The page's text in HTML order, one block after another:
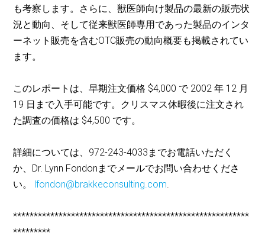
も考察します。さらに、獣医師向け製品の最新の販売状
況と動向、そして従来獣医師専用であった製品のインタ
ーネット販売を含むOTC販売の動向概要も掲載されてい
ます。
このレポートは、早期注文価格 $4,000 で 2002 年 12 月
19 日まで入手可能です。クリスマス休暇後に注文され
た調査の価格は $4,500 です。
詳細については、972-243-4033までお電話いただく
か、Dr. Lynn Fondonまでメールでお問い合わせくださ
い。
lfondon@brakkeconsulting.com.
*********************************************************
*********